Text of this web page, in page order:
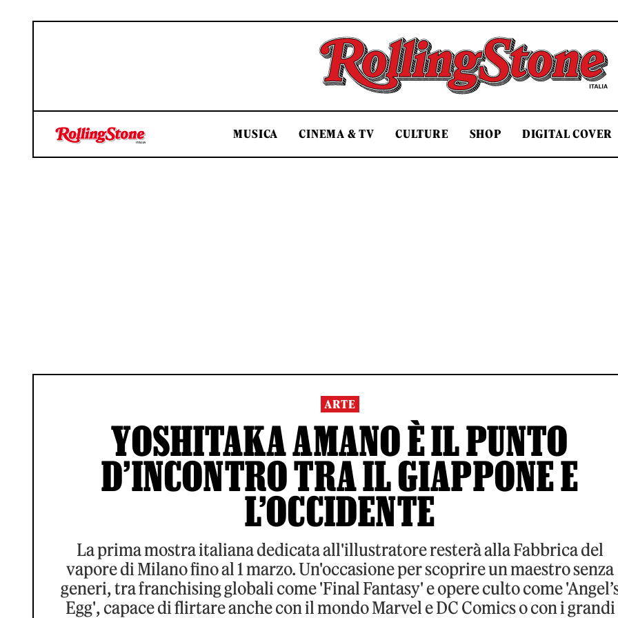
Rolling Stone Italia
MUSICA CINEMA & TV CULTURE SHOP DIGITAL COVER
ARTE
YOSHITAKA AMANO È IL PUNTO
D’INCONTRO TRA IL GIAPPONE E
L’OCCIDENTE
La prima mostra italiana dedicata all'illustratore resterà alla Fabbrica del
vapore di Milano fino al 1 marzo. Un'occasione per scoprire un maestro senza
generi, tra franchising globali come 'Final Fantasy' e opere culto come
Egg', capace di flirtare anche con il mondo Marvel e DC Comics o con i grandi